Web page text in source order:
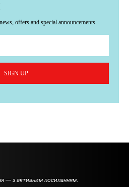
offers and special announcements.
SIGN UP
— з активним посиланням.